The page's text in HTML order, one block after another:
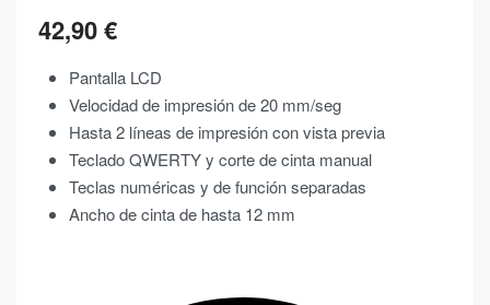
42,90€
Pantalla LCD
Velocidad de impresión de 20 mm/seg
Hasta 2 líneas de impresión con vista previa
Teclado QWERTY y corte de cinta manual
Teclas numéricas y de función separadas
Ancho de cinta de hasta 12 mm